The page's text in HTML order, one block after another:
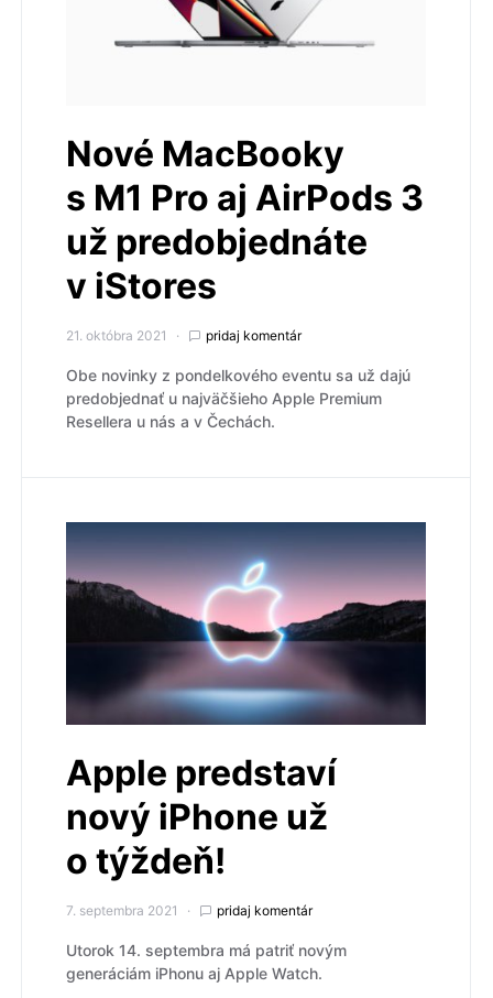
Nové MacBooky
s M1 Pro aj AirPods 3
už predobjednáte
v iStores
21. októbra 2021 pridaj komentár
Obe novinky z pondelkového eventu sa už dajú
predobjednať u najväčšieho Apple Premium
Resellera u nás a v Čechách.
Apple predstaví
nový iPhone už
o týždeň!
7. septembra 2021 pridaj komentár
Utorok 14. septembra má patriť novým
generáciám iPhonu aj Apple Watch.